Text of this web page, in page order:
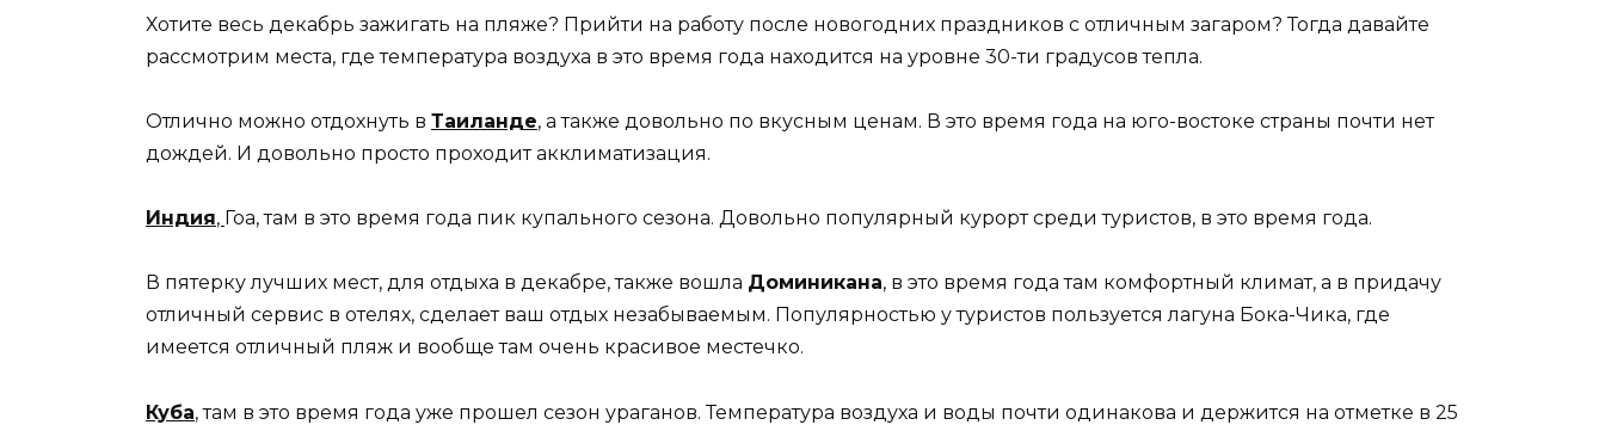
Хотите весь декабрь зажигать на пляже? Прийти на работу после новогодних праздников с отличным загаром? Тогда давайте
рассмотрим места, где температура воздуха в это время года находится на уровне 30-ти градусов тепла.
Отлично можно отдохнуть в Таиланде, а также довольно по вкусным ценам. В это время года на юго-востоке страны почти нет
дождей. И довольно просто проходит акклиматизация.
Индия, Гоа, там в это время года пик купального сезона. Довольно популярный курорт среди туристов, в это время года.
В пятерку лучших мест, для отдыха в декабре, также вошла Доминикана, в это время года там комфортный климат, а в придачу
отличный сервис в отелях, сделает ваш отдых незабываемым. Популярностью у туристов пользуется лагуна Бока-Чика, где
имеется отличный пляж и вообще там очень красивое местечко.
Куба,там в это время года уже прошел сезон ураганов. Температура воздуха и воды почти одинакова и держится на отметке в 25